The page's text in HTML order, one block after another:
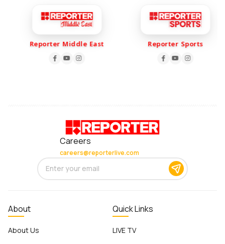
Reporter Middle East Reporter Sports
Careers
careers@reporterlive.com
About
About Us
Quick Links
LIVE TV